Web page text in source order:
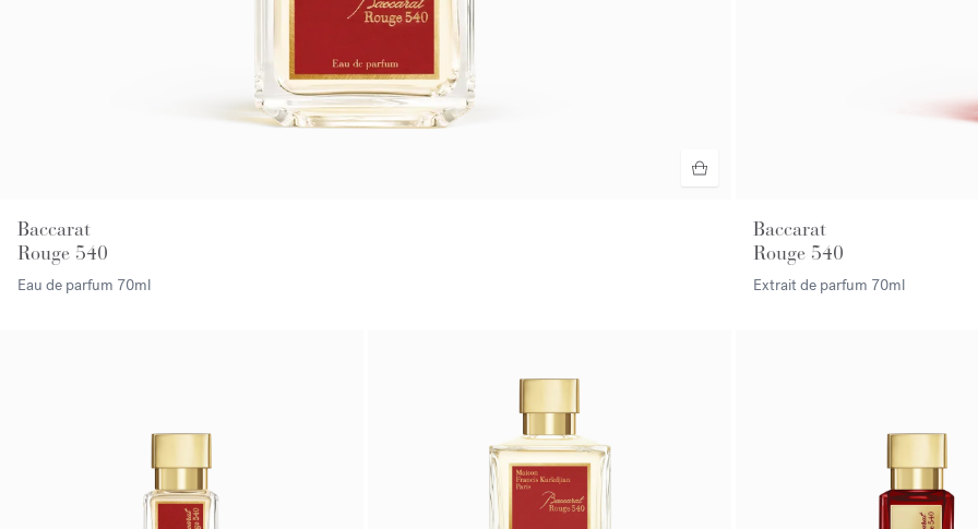
Baccarat
Rouge 540
Eau de parfum 70ml
Baccarat
Rouge 540
Extrait de parfum 70ml